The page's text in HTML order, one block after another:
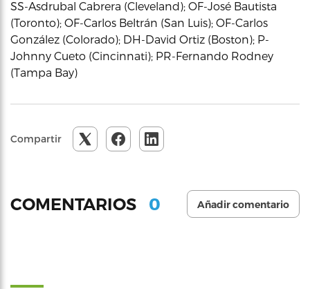
SS-Asdrubal Cabrera (Cleveland); OF-José Bautista
(Toronto); OF-Carlos Beltrán (San Luis); OF-Carlos
González (Colorado); DH-David Ortiz (Boston); P-
Johnny Cueto (Cincinnati); PR-Fernando Rodney
(Tampa Bay)
Compartir
COMENTARIOS 0 Añadir comentario